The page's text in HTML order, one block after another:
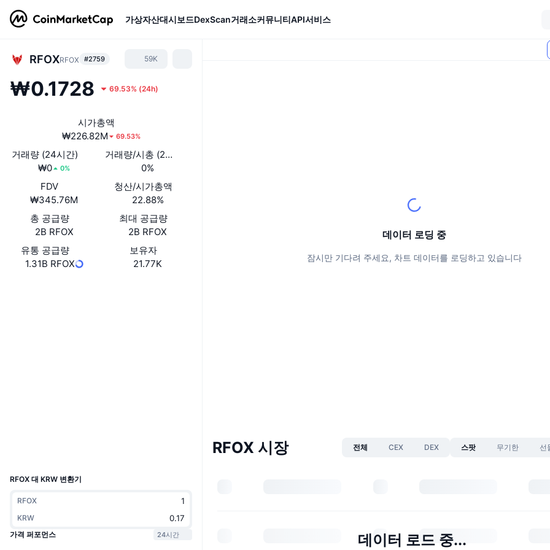
가상자산대시보드DexScan거래소커뮤니티API서비스
RFOXRFOX #2759 59K
₩0.1728 69.53% (24h)
시가총액
₩226.82M
69.53%
거래량 (24시간)
₩0
0%
거래량/시총 (24시간)
0%
FDV
₩345.76M
청산/시가총액
22.88%
총 공급량
2B RFOX
최대 공급량
2B RFOX
유통 공급량
1.31B RFOX
보유자
21.77K
RFOX 대 KRW 변환기
RFOX
KRW
가격 퍼포먼스
24시간
데이터 로딩 중
잠시만 기다려 주세요, 차트 데이터를 로딩하고 있습니다
RFOX 시장 전체 CEX DEX 스팟 무기한 선
데이터 로드 중...